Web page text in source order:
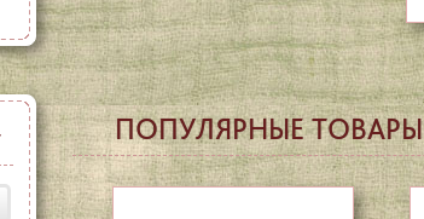
ПОПУЛЯРНЫЕ ТОВАРЫ